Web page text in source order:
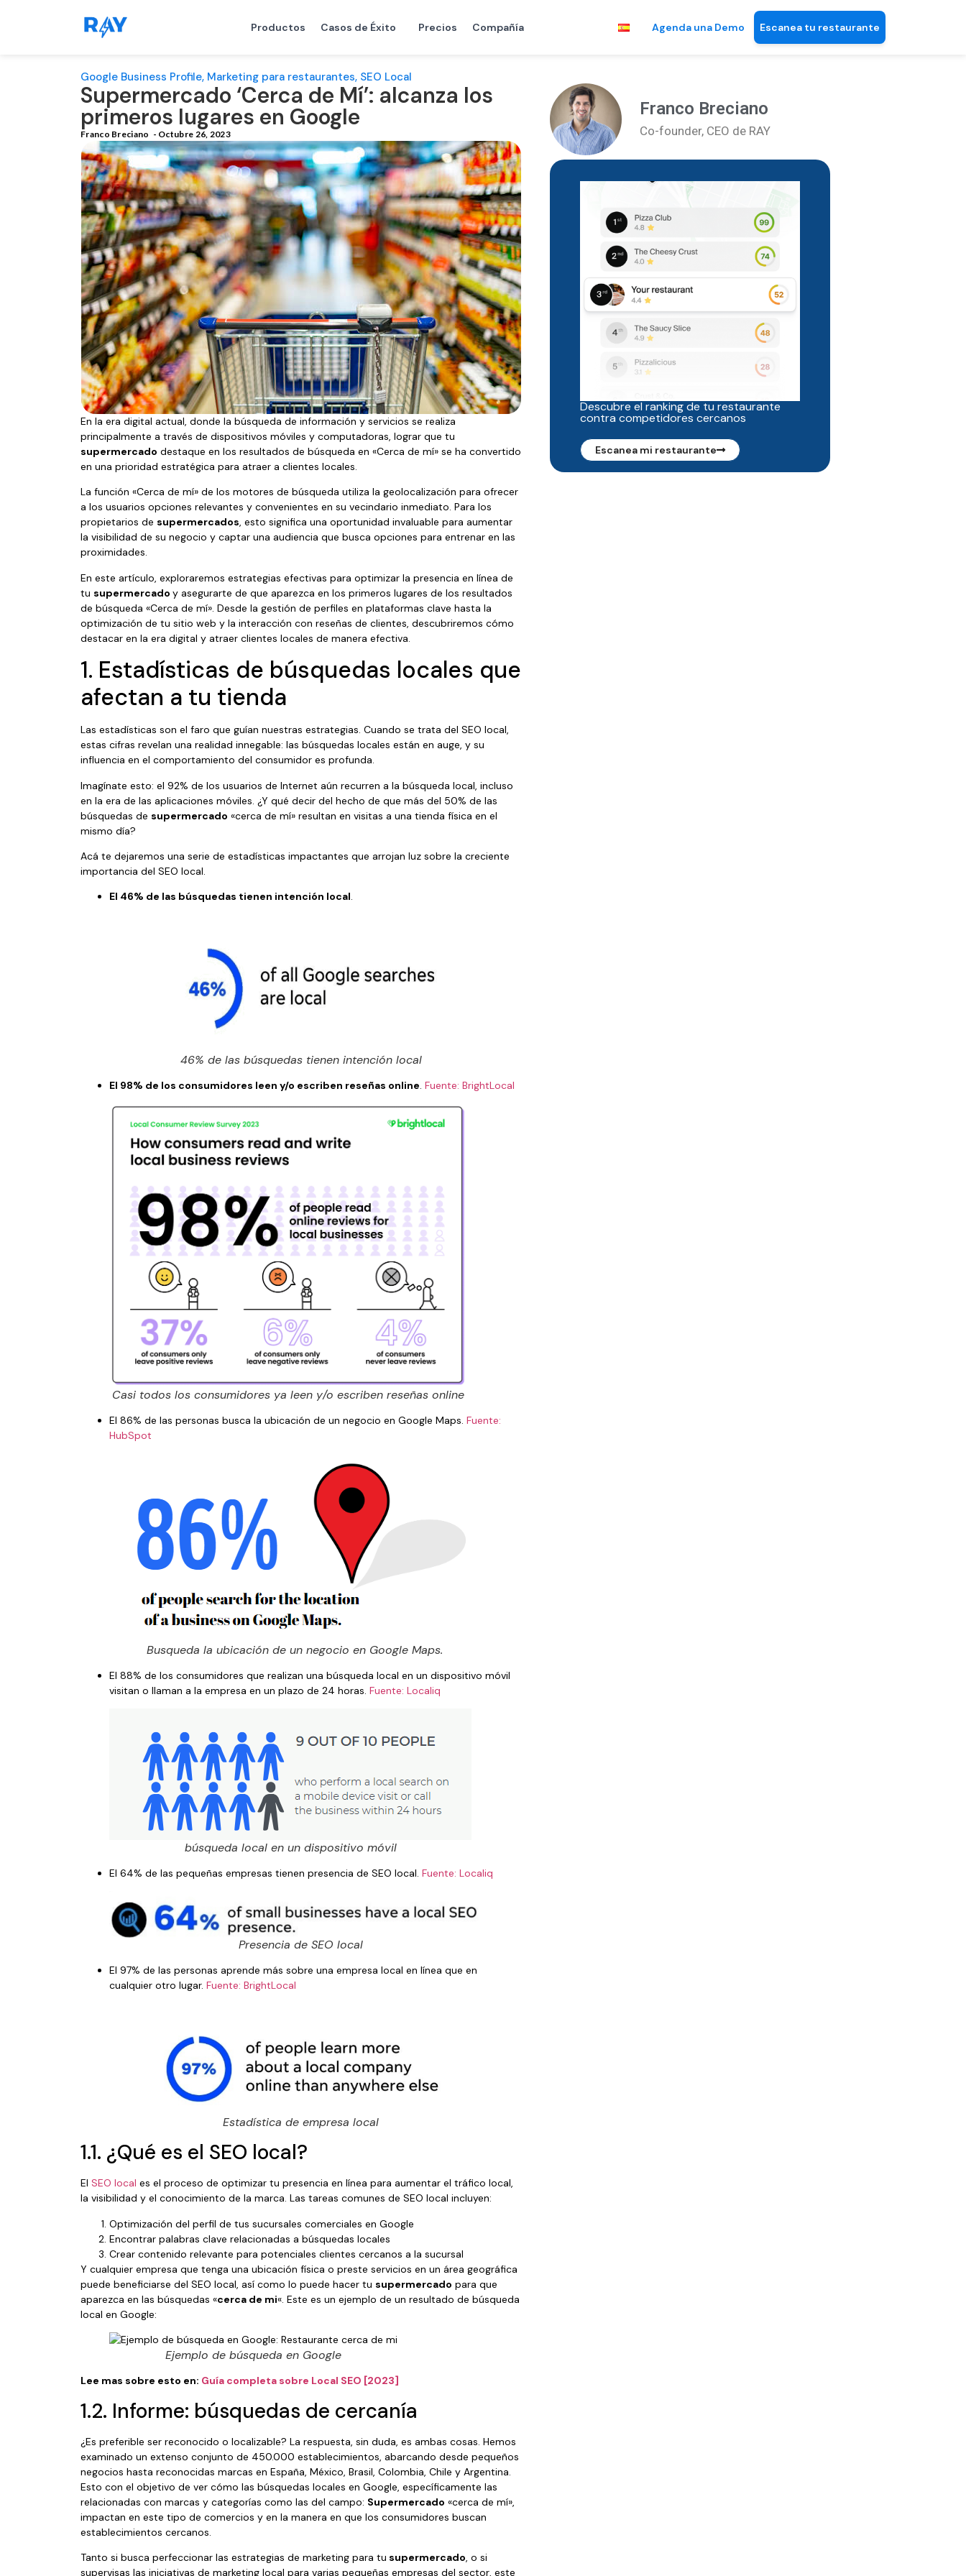
Productos Casos de Éxito Precios Compañía Agenda una Demo Escanea tu restaurante
Google Business Profile, Marketing para restaurantes, SEO Local
Supermercado ‘Cerca de Mí’: alcanza los
primeros lugares en Google
Franco Breciano - Octubre 26, 2023
En la era digital actual, donde la búsqueda de información y servicios se realiza
principalmente a través de dispositivos móviles y computadoras, lograr que tu
supermercado destaque en los resultados de búsqueda en «Cerca de mí» se ha convertido
en una prioridad estratégica para atraer a clientes locales.
La función «Cerca de mí» de los motores de búsqueda utiliza la geolocalización para ofrecer
a los usuarios opciones relevantes y convenientes en su vecindario inmediato. Para los
propietarios de supermercados, esto significa una oportunidad invaluable para aumentar
la visibilidad de su negocio y captar una audiencia que busca opciones para entrenar en las
proximidades.
En este artículo, exploraremos estrategias efectivas para optimizar la presencia en línea de
tu supermercado y asegurarte de que aparezca en los primeros lugares de los resultados
de búsqueda «Cerca de mí». Desde la gestión de perfiles en plataformas clave hasta la
optimización de tu sitio web y la interacción con reseñas de clientes, descubriremos cómo
destacar en la era digital y atraer clientes locales de manera efectiva.
1. Estadísticas de búsquedas locales que
afectan a tu tienda
Las estadísticas son el faro que guían nuestras estrategias. Cuando se trata del SEO local,
estas cifras revelan una realidad innegable: las búsquedas locales están en auge, y su
influencia en el comportamiento del consumidor es profunda.
Imagínate esto: el 92% de los usuarios de Internet aún recurren a la búsqueda local, incluso
en la era de las aplicaciones móviles. ¿Y qué decir del hecho de que más del 50% de las
búsquedas de supermercado «cerca de mí» resultan en visitas a una tienda física en el
mismo día?
Acá te dejaremos una serie de estadísticas impactantes que arrojan luz sobre la creciente
importancia del SEO local.
El 46% de las búsquedas tienen intención local.
46% de las búsquedas tienen intención local
El 98% de los consumidores leen y/o escriben reseñas online. Fuente: BrightLocal
Casi todos los consumidores ya leen y/o escriben reseñas online
El 86% de las personas busca la ubicación de un negocio en Google Maps. Fuente:
HubSpot
Busqueda la ubicación de un negocio en Google Maps.
El 88% de los consumidores que realizan una búsqueda local en un dispositivo móvil
visitan o llaman a la empresa en un plazo de 24 horas. Fuente: Localiq
búsqueda local en un dispositivo móvil
El 64% de las pequeñas empresas tienen presencia de SEO local. Fuente: Localiq
Presencia de SEO local
El 97% de las personas aprende más sobre una empresa local en línea que en
cualquier otro lugar. Fuente: BrightLocal
Estadística de empresa local
1.1. ¿Qué es el SEO local?
El SEO local es el proceso de optimizar tu presencia en línea para aumentar el tráfico local,
la visibilidad y el conocimiento de la marca. Las tareas comunes de SEO local incluyen:
Optimización del perfil de tus sucursales comerciales en Google
Encontrar palabras clave relacionadas a búsquedas locales
Crear contenido relevante para potenciales clientes cercanos a la sucursal
Y cualquier empresa que tenga una ubicación física o preste servicios en un área geográfica
puede beneficiarse del SEO local, así como lo puede hacer tu supermercado para que
aparezca en las búsquedas «cerca de mi«. Este es un ejemplo de un resultado de búsqueda
local en Google:
Ejemplo de búsqueda en Google
Lee mas sobre esto en: Guía completa sobre Local SEO [2023]
1.2. Informe: búsquedas de cercanía
¿Es preferible ser reconocido o localizable? La respuesta, sin duda, es ambas cosas. Hemos
examinado un extenso conjunto de 450.000 establecimientos, abarcando desde pequeños
negocios hasta reconocidas marcas en España, México, Brasil, Colombia, Chile y Argentina.
Esto con el objetivo de ver cómo las búsquedas locales en Google, específicamente las
relacionadas con marcas y categorías como las del campo: Supermercado «cerca de mí»,
impactan en este tipo de comercios y en la manera en que los consumidores buscan
establecimientos cercanos.
Tanto si busca perfeccionar las estrategias de marketing para tu supermercado, o si
supervisas las iniciativas de marketing local para varias pequeñas empresas del sector, este
Franco Breciano
Co-founder, CEO de RAY
Descubre el ranking de tu restaurante
contra competidores cercanos
Escanea mi restaurante